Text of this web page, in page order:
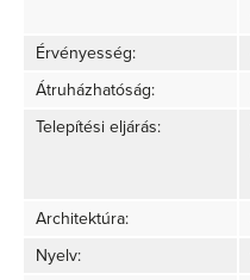
Érvényesség:
Átruházhatóság:
Telepítési eljárás:
Architektúra:
Nyelv: